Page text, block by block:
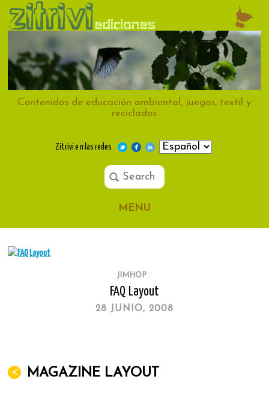
Contenidos de educación ambiental, juegos, textil y
reciclados
Zitrivi e n las redes
MENU
JIMHOP
FAQ Layout
28 JUNIO, 2008
< MAGAZINE LAYOUT